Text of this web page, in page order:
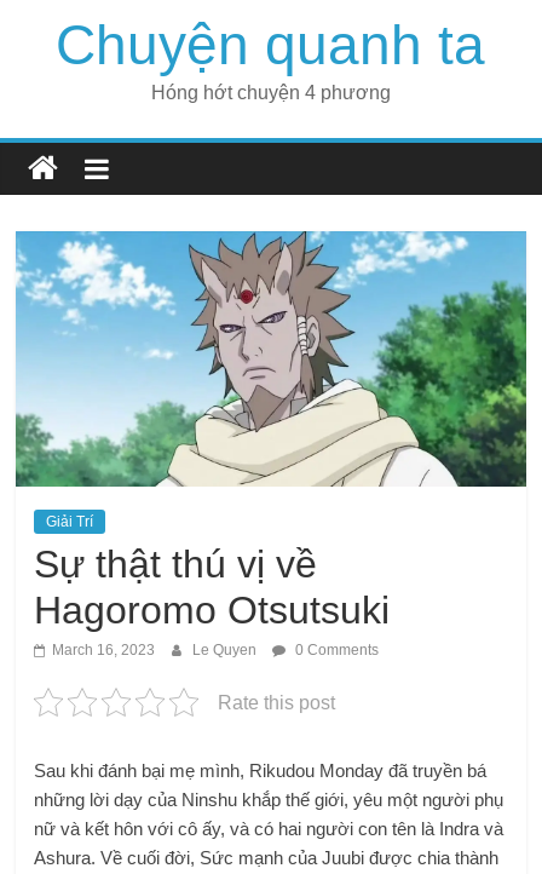
Chuyện quanh ta
Hóng hớt chuyện 4 phương
Giải Trí
Sự thật thú vị về
Hagoromo Otsutsuki
March 16, 2023 Le Quyen 0 Comments
Rate this post
Sau khi đánh bại mẹ mình, Rikudou Monday đã truyền bá
những lời dạy của Ninshu khắp thế giới, yêu một người phụ
nữ và kết hôn với cô ấy, và có hai người con tên là Indra và
Ashura. Về cuối đời, Sức mạnh của Juubi được chia thành